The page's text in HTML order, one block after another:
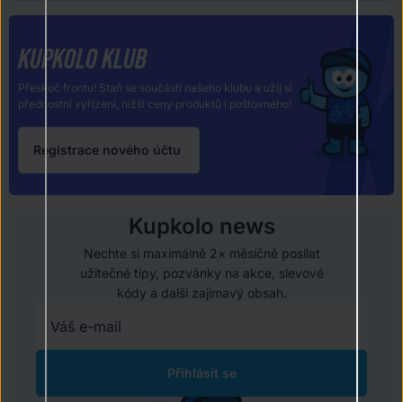
KUPKOLO KLUB
Přeskoč frontu! Staň se součástí našeho klubu a užij si
přednostní vyřízení, nižší ceny produktů i poštovného!
Registrace nového účtu
Kupkolo news
Nechte si maximálně 2× měsíčně posílat
užitečné tipy, pozvánky na akce, slevové
kódy a další zajímavý obsah.
Přihlásit se